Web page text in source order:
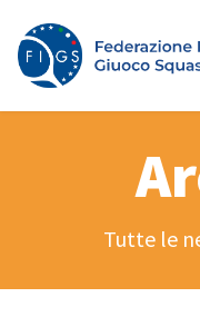
Tutte le